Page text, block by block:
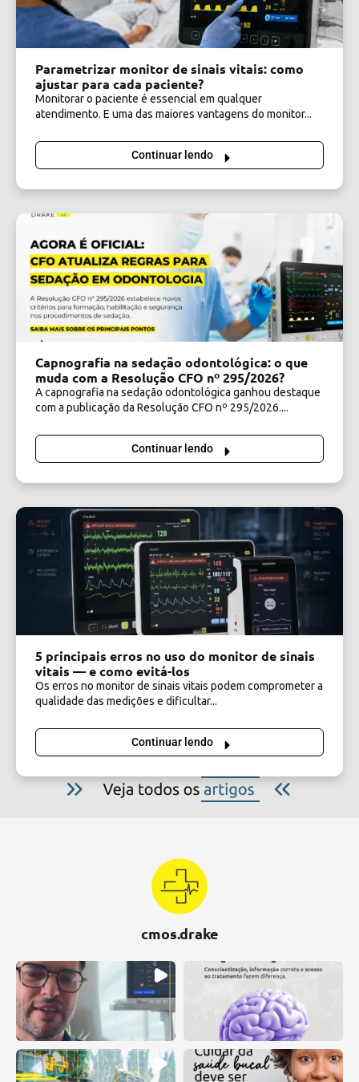
Parametrizar monitor de sinais vitais: como
ajustar para cada paciente?
Monitorar o paciente é essencial em qualquer
atendimento. E uma das maiores vantagens do monitor...
Continuar lendo
Capnografia na sedação odontológica: o que
muda com a Resolução CFO nº 295/2026?
A capnografia na sedação odontológica ganhou destaque
com a publicação da Resolução CFO nº 295/2026....
Continuar lendo
5 principais erros no uso do monitor de sinais
vitais — e como evitá-los
Os erros no monitor de sinais vitais podem comprometer a
qualidade das medições e dificultar...
Continuar lendo
cmos.drake